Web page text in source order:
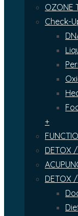
OZONE
Check-
+
DETOX /
DETOX /